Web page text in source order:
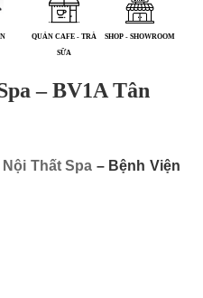
QUÁN CAFE - TRÀ
SỮA
SHOP - SHOWROOM
– BV1A Tân
Thất Spa – Bệnh Viện